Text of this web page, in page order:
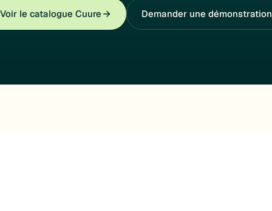
Voir le catalogue Cuure Demander une démonstration